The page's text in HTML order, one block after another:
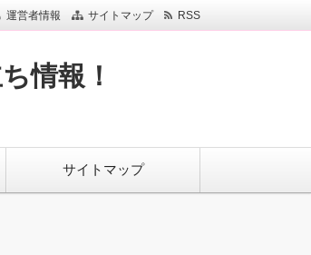
運営者情報 サイトマップ RSS
情報！
サイトマップ